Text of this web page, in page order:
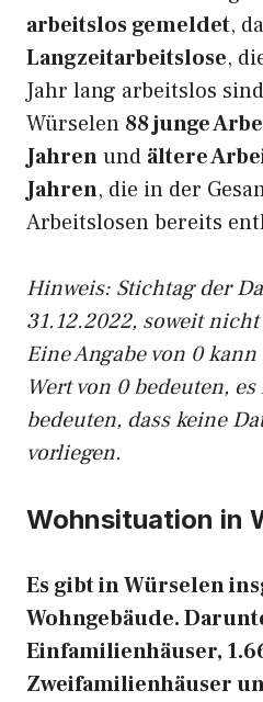
arbeitslos gemeldet,
Langzeitarbeitslose,
Jahr lang arbeitslos
Würselen 88 junge
Jahrenund ältere
Jahren, die in der
Arbeitslosen bereits
Hinweis: Stichtag der
31.12.2022, soweit
Eine Angabe von 0
Wert von 0 bedeuten,
bedeuten, dass keine
vorliegen.
Wohnsituation in
Es gibt in Würselen
Wohngebäude.
Einfamilienhäuser,
Zweifamilienhäuser